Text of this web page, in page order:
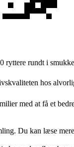
ryttere rundt i
hos
med at få et
Du kan læse